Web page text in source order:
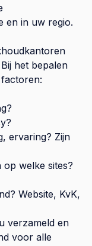
en in uw regio.
het bepalen
ervaring? Zijn
welke sites?
Website, KvK,
verzameld en
voor alle